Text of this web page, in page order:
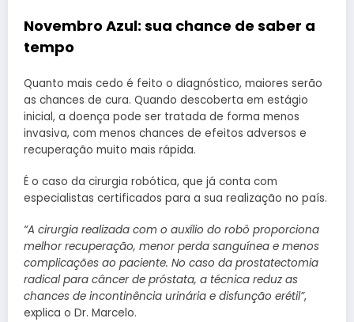
Novembro Azul: sua chance de saber a
tempo
Quanto mais cedo é feito o diagnóstico, maiores serão
as chances de cura. Quando descoberta em estágio
inicial, a doença pode ser tratada de forma menos
invasiva, com menos chances de efeitos adversos e
recuperação muito mais rápida.
É o caso da cirurgia robótica, que já conta com
especialistas certificados para a sua realização no país.
“A cirurgia realizada com o auxílio do robô proporciona
melhor recuperação, menor perda sanguínea e menos
complicações ao paciente. No caso da prostatectomia
radical para câncer de próstata, a técnica reduz as
chances de incontinência urinária e disfunção erétil”,
explica o Dr. Marcelo.